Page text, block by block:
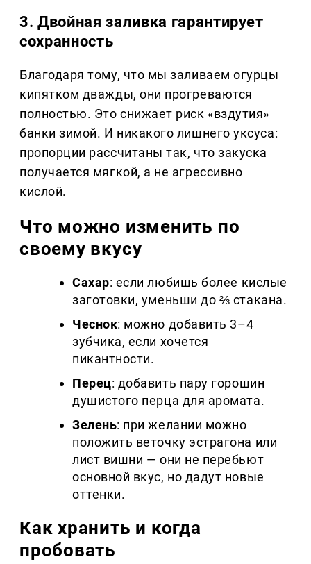
3. Двойная заливка гарантирует
сохранность
Благодаря тому, что мы заливаем огурцы
кипятком дважды, они прогреваются
полностью. Это снижает риск «вздутия»
банки зимой. И никакого лишнего уксуса:
пропорции рассчитаны так, что закуска
получается мягкой, а не агрессивно
кислой.
Что можно изменить по
своему вкусу
Сахар: если любишь более кислые
заготовки, уменьши до ⅔ стакана.
Чеснок: можно добавить 3–4
зубчика, если хочется
пикантности.
Перец: добавить пару горошин
душистого перца для аромата.
Зелень: при желании можно
положить веточку эстрагона или
лист вишни — они не перебьют
основной вкус, но дадут новые
оттенки.
Как хранить и когда
пробовать